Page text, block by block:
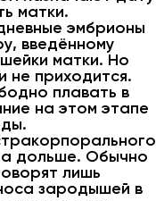
матки.
эмбрионы
введённому
матки. Но
не приходится.
плавать в
на этом этапе
дольше. Обычно
лишь
зародышей в